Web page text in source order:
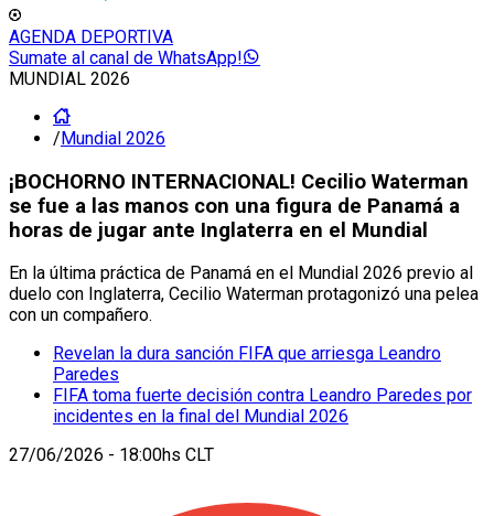
AGENDA DEPORTIVA
Sumate al canal de WhatsApp!
MUNDIAL 2026
/Mundial 2026
¡BOCHORNO INTERNACIONAL! Cecilio Waterman
se fue a las manos con una figura de Panamá a
horas de jugar ante Inglaterra en el Mundial
En la última práctica de Panamá en el Mundial 2026 previo al
duelo con Inglaterra, Cecilio Waterman protagonizó una pelea
con un compañero.
Revelan la dura sanción FIFA que arriesga Leandro
Paredes
FIFA toma fuerte decisión contra Leandro Paredes por
incidentes en la final del Mundial 2026
27/06/2026 - 18:00hs CLT